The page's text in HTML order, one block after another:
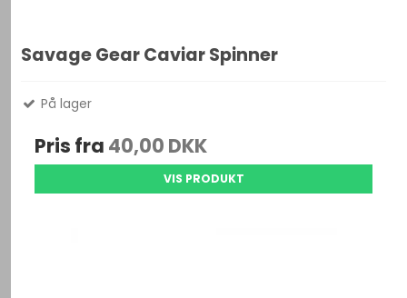
Savage Gear Caviar Spinner
På lager
Pris fra 40,00 DKK
VIS PRODUKT